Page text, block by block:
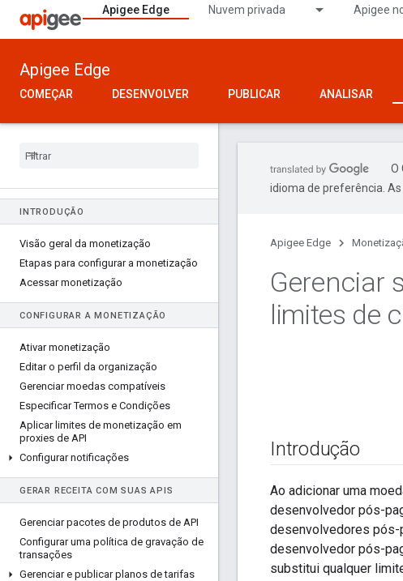
Apigee Edge Nuvem privada Apigee
Apigee Edge
COMEÇAR DESENVOLVER PUBLICAR ANALISAR
INTRODUÇÃO
Visão geral da monetização
Etapas para configurar a monetização
Acessar monetização
CONFIGURAR A MONETIZAÇÃO
Ativar monetização
Editar o perfil da organização
Gerenciar moedas compatíveis
Especificar Termos e Condições
Aplicar limites de monetização em
proxies de API
Configurar notificações
GERAR RECEITA COM SUAS APIS
Gerenciar pacotes de produtos de API
Configurar uma política de gravação de
transações
Gerenciar e publicar planos de tarifas
O
idioma de preferência.
Apigee Edge
Gerenciar
limites de
Introdução
Ao adicionar uma
desenvolvedor pós-
desenvolvedores pós-
desenvolvedor pós-
substitui qualquer